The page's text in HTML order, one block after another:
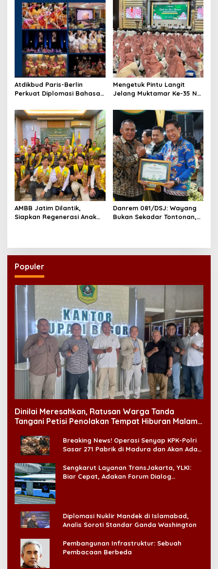
Atdikbud Paris-Berlin
Perkuat Diplomasi Bahasa
Mengetuk Pintu Langit
Jelang Muktamar Ke-35 NU,
di Surabaya
AMBB Jatim Dilantik,
Siapkan Regenerasi Anak
Danrem 081/DSJ: Wayang
Bukan Sekadar Tontonan,
Populer
Dinilai Meresahkan, Ratusan Warga Tanda
Tangani Petisi Penolakan Tempat Hiburan Malam
Breaking News! Operasi Senyap KPK-Polri
Sasar 271 Pabrik di Madura dan Akan Ada
Sengkarut Layanan TransJakarta, YLKI:
Biar Cepat, Adakan Forum Dialog
Diplomasi Nuklir Mandek di Islamabad,
Analis Soroti Standar Ganda Washington
Pembangunan Infrastruktur: Sebuah
Pembacaan Berbeda